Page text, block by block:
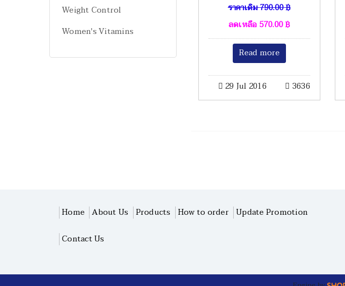
Weight Control
Women's Vitamins
ราคาเดิม790.00฿
ลดเหลือ570.00฿
Read more
29 Jul 2016 3636
Home About Us Products How to order Update Promotion
Contact Us